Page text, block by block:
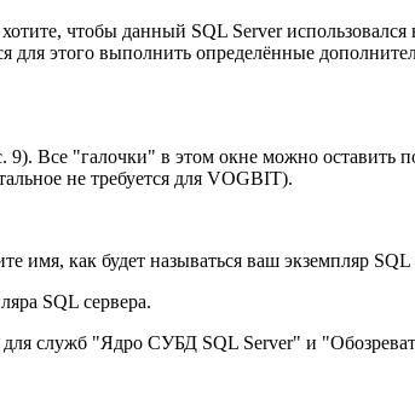
чтобы данный SQL Server
для этого выполнить определённые
Все "галочки" в этом окне можно оставить
не требуется для VOGBIT).
имя, как будет называться ваш экземпляр
SQL сервера.
служб "Ядро СУБД SQL Server" и